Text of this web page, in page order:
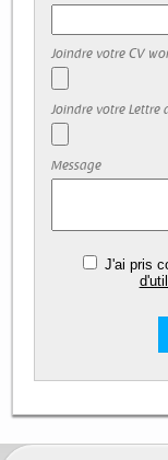
Joindre votre CV
Joindre votre Lettre
Message
J'ai pris